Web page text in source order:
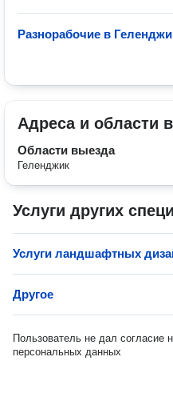
Разнорабочие в
Адреса и области
Области выезда
Геленджик
Услуги других
Услуги ландшафтных
Другое
Пользователь не дал согласие
персональных данных